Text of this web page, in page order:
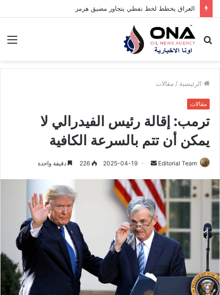
العراق يخطط لخط نفطي يتجاوز مضيق هرمز
بحث
الرئيسية / مقالات
مقالات
ترمب: إقالة رئيس الفيدرالي لا
يمكن أن تتم بالسرعة الكافية
Editorial Team
س
ل
ب
ر
ي
د
ل
ك
2025-04-19
226 دقيقة واحدة